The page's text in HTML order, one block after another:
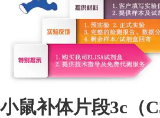
小鼠补体片段3c（